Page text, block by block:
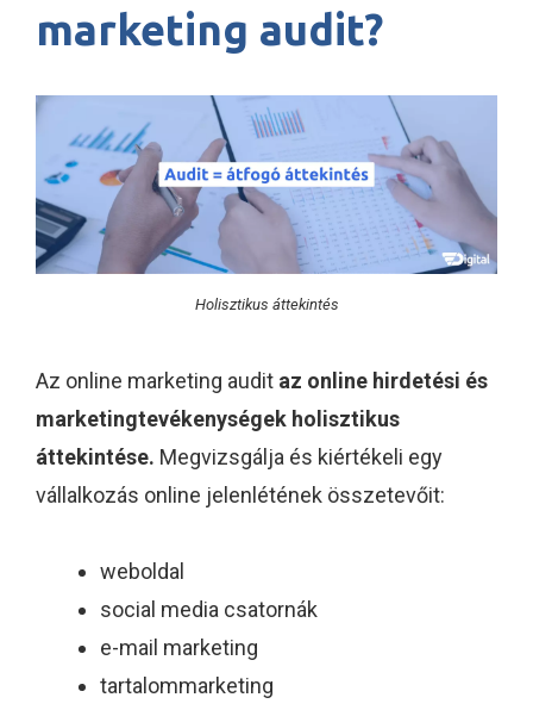
marketing audit?
Holisztikus áttekintés
Az online marketing audit az online hirdetési és
marketingtevékenységek holisztikus
áttekintése. Megvizsgálja és kiértékeli egy
vállalkozás online jelenlétének összetevőit:
weboldal
social media csatornák
e-mail marketing
tartalommarketing